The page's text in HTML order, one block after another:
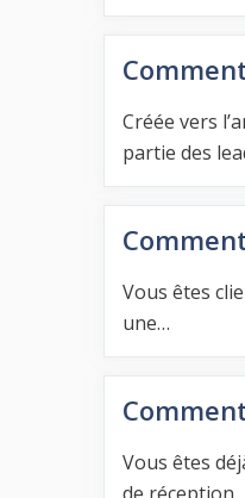
Créée vers
partie des
Vous êtes
une…
Vous êtes